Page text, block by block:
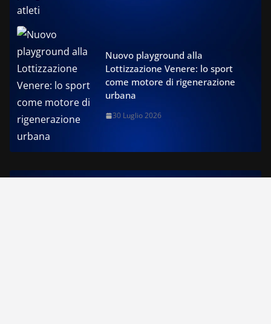
Nuovo playground alla
Lottizzazione Venere: lo sport
come motore di rigenerazione
urbana
30 Luglio 2026